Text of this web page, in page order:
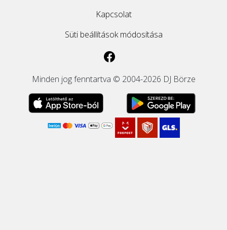
Kapcsolat
Süti beállítások módosítása
Minden jog fenntartva © 2004-2026 DJ Börze